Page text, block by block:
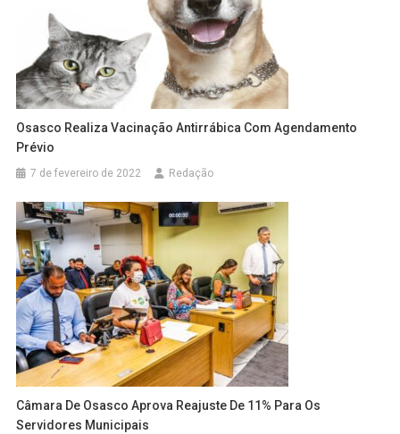
Osasco Realiza Vacinação Antirrábica Com Agendamento
Prévio
7 de fevereiro de 2022 Redação
Câmara De Osasco Aprova Reajuste De 11% Para Os
Servidores Municipais